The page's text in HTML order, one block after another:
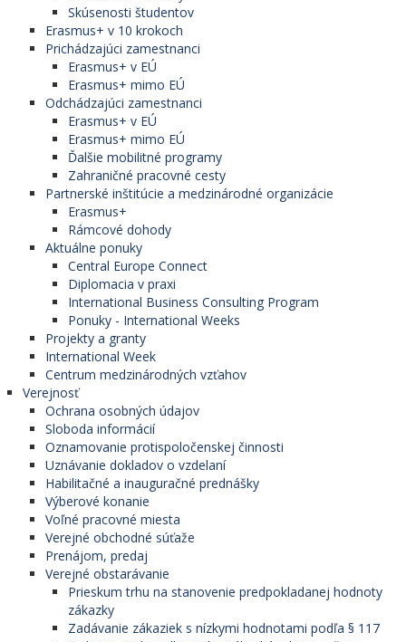
Skúsenosti študentov
Erasmus+ v 10 krokoch
Prichádzajúci zamestnanci
Erasmus+ v EÚ
Erasmus+ mimo EÚ
Odchádzajúci zamestnanci
Erasmus+ v EÚ
Erasmus+ mimo EÚ
Ďalšie mobilitné programy
Zahraničné pracovné cesty
Partnerské inštitúcie a medzinárodné organizácie
Erasmus+
Rámcové dohody
Aktuálne ponuky
Central Europe Connect
Diplomacia v praxi
International Business Consulting Program
Ponuky - International Weeks
Projekty a granty
International Week
Centrum medzinárodných vzťahov
Verejnosť
Ochrana osobných údajov
Sloboda informácií
Oznamovanie protispoločenskej činnosti
Uznávanie dokladov o vzdelaní
Habilitačné a inauguračné prednášky
Výberové konanie
Voľné pracovné miesta
Verejné obchodné súťaže
Prenájom, predaj
Verejné obstarávanie
Prieskum trhu na stanovenie predpokladanej hodnoty
zákazky
Zadávanie zákaziek s nízkymi hodnotami podľa § 117